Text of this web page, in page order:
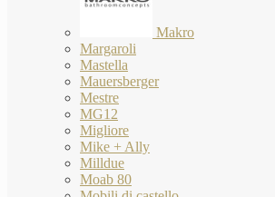
Makro
Margaroli
Mastella
Mauersberger
Mestre
MG12
Migliore
Mike + Ally
Milldue
Moab 80